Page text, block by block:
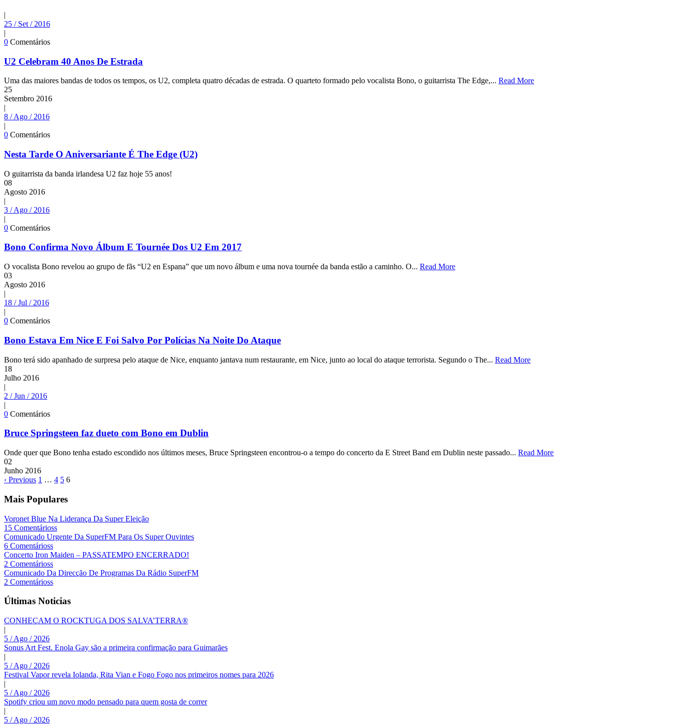
|
25 / Set / 2016
|
0 Comentários
U2 Celebram 40 Anos De Estrada
Uma das maiores bandas de todos os tempos, os U2, completa quatro décadas de estrada. O quarteto formado pelo vocalista Bono, o guitarrista The Edge,... Read More
25
Setembro 2016
|
8 / Ago / 2016
|
0 Comentários
Nesta Tarde O Aniversariante É The Edge (U2)
O guitarrista da banda irlandesa U2 faz hoje 55 anos!
08
Agosto 2016
|
3 / Ago / 2016
|
0 Comentários
Bono Confirma Novo Álbum E Tournée Dos U2 Em 2017
O vocalista Bono revelou ao grupo de fãs “U2 en Espana” que um novo álbum e uma nova tournée da banda estão a caminho. O... Read More
03
Agosto 2016
|
18 / Jul / 2016
|
0 Comentários
Bono Estava Em Nice E Foi Salvo Por Polícias Na Noite Do Ataque
Bono terá sido apanhado de surpresa pelo ataque de Nice, enquanto jantava num restaurante, em Nice, junto ao local do ataque terrorista. Segundo o The... Read More
18
Julho 2016
|
2 / Jun / 2016
|
0 Comentários
Bruce Springsteen faz dueto com Bono em Dublin
Onde quer que Bono tenha estado escondido nos últimos meses, Bruce Springsteen encontrou-o a tempo do concerto da E Street Band em Dublin neste passado... Read More
02
Junho 2016
‹ Previous 1 … 4 5 6
Mais Populares
Voronet Blue Na Liderança Da Super Eleição
15 Comentárioss
Comunicado Urgente Da SuperFM Para Os Super Ouvintes
6 Comentárioss
Concerto Iron Maiden – PASSATEMPO ENCERRADO!
2 Comentárioss
Comunicado Da Direcção De Programas Da Rádio SuperFM
2 Comentárioss
Últimas Noticias
CONHEÇAM O ROCKTUGA DOS SALVA’TERRA®
|
5 / Ago / 2026
Sonus Art Fest. Enola Gay são a primeira confirmação para Guimarães
|
5 / Ago / 2026
Festival Vapor revela Iolanda, Rita Vian e Fogo Fogo nos primeiros nomes para 2026
|
5 / Ago / 2026
Spotify criou um novo modo pensado para quem gosta de correr
|
5 / Ago / 2026